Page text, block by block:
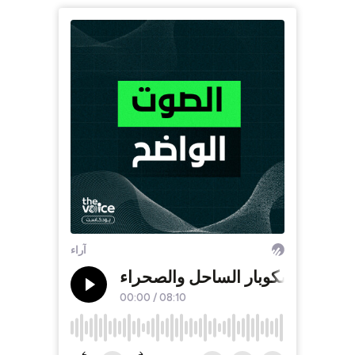
آراء
إسكوبار الساحل والصحراء
00:00 / 08:10